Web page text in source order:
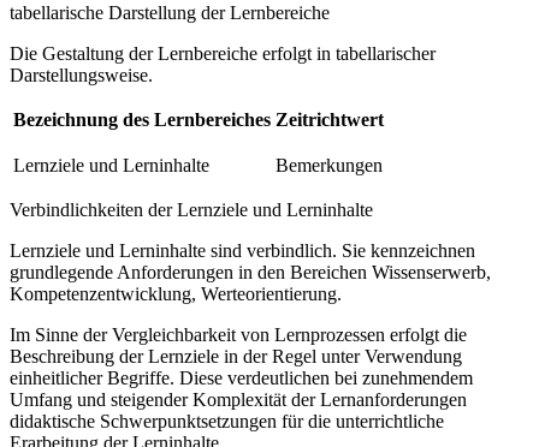
tabellarische Darstellung der Lernbereiche
Die Gestaltung der Lernbereiche erfolgt in tabellarischer
Darstellungsweise.
Bezeichnung des Lernbereiches Zeitrichtwert
Lernziele und Lerninhalte Bemerkungen
Verbindlichkeiten der Lernziele und Lerninhalte
Lernziele und Lerninhalte sind verbindlich. Sie kennzeichnen
grundlegende Anforderungen in den Bereichen Wissenserwerb,
Kompetenzentwicklung, Werteorientierung.
Im Sinne der Vergleichbarkeit von Lernprozessen erfolgt die
Beschreibung der Lernziele in der Regel unter Verwendung
einheitlicher Begriffe. Diese verdeutlichen bei zunehmendem
Umfang und steigender Komplexität der Lernanforderungen
didaktische Schwerpunktsetzungen für die unterrichtliche